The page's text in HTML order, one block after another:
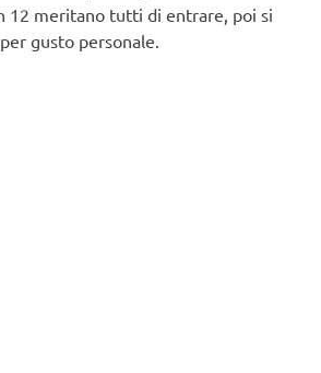
12 meritano tutti di entrare, poi si
gusto personale.